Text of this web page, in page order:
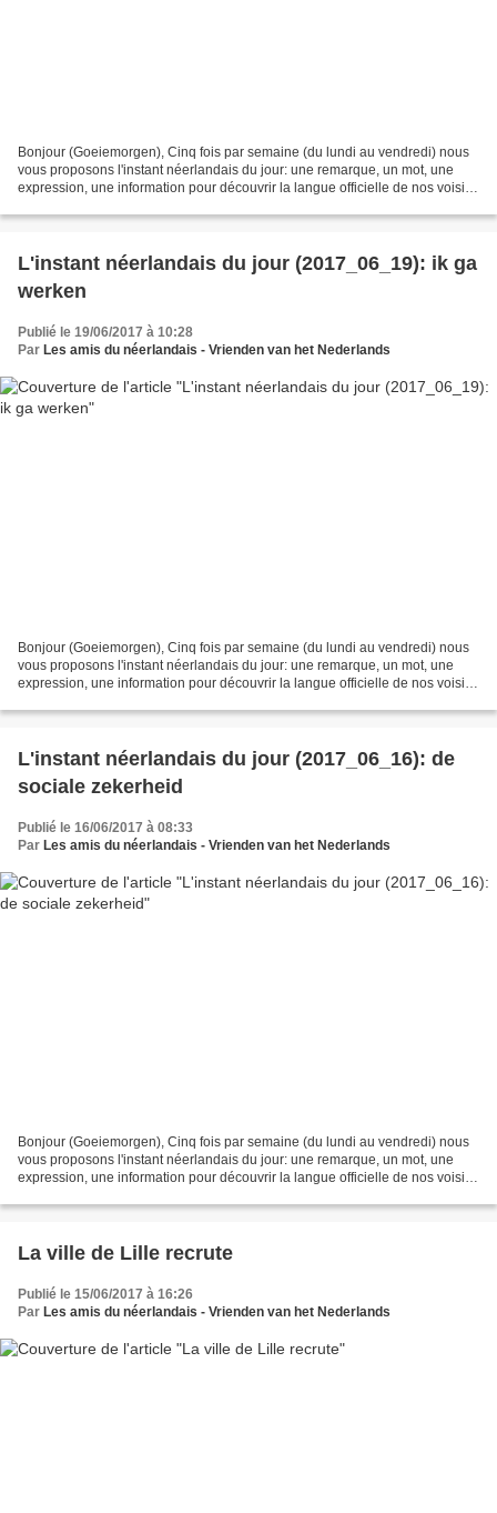
Bonjour (Goeiemorgen), Cinq fois par semaine (du lundi au vendredi) nous
vous proposons l'instant néerlandais du jour: une remarque, un mot, une
expression, une information pour découvrir la langue officielle de nos voisins
L'instant néerlandais du jour (2017_06_19): ik ga
werken
Publié le 19/06/2017 à 10:28
Par Les amis du néerlandais - Vrienden van het Nederlands
Bonjour (Goeiemorgen), Cinq fois par semaine (du lundi au vendredi) nous
vous proposons l'instant néerlandais du jour: une remarque, un mot, une
expression, une information pour découvrir la langue officielle de nos voisins
L'instant néerlandais du jour (2017_06_16): de
sociale zekerheid
Publié le 16/06/2017 à 08:33
Par Les amis du néerlandais - Vrienden van het Nederlands
Bonjour (Goeiemorgen), Cinq fois par semaine (du lundi au vendredi) nous
vous proposons l'instant néerlandais du jour: une remarque, un mot, une
expression, une information pour découvrir la langue officielle de nos voisins
La ville de Lille recrute
Publié le 15/06/2017 à 16:26
Par Les amis du néerlandais - Vrienden van het Nederlands